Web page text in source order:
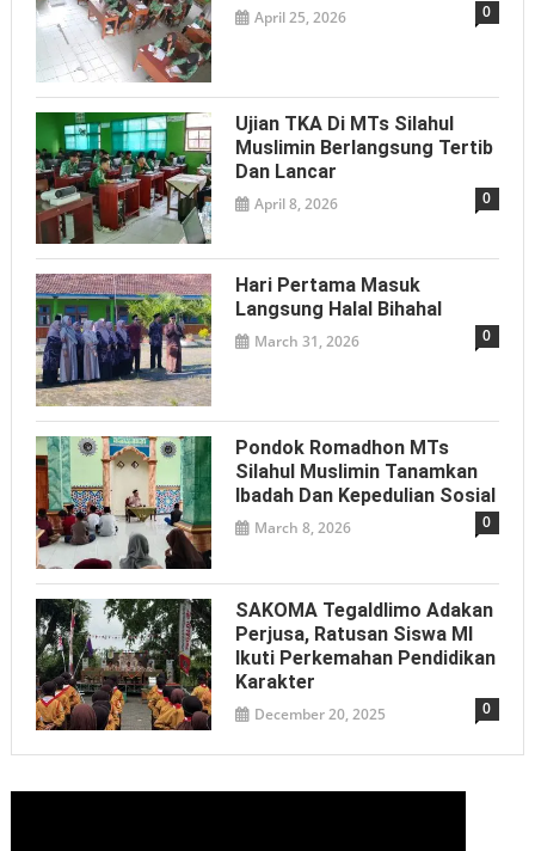
April 25, 2026 0
Ujian TKA Di MTs Silahul
Muslimin Berlangsung Tertib
Dan Lancar
April 8, 2026 0
Hari Pertama Masuk
Langsung Halal Bihahal
March 31, 2026 0
Pondok Romadhon MTs
Silahul Muslimin Tanamkan
Ibadah Dan Kepedulian Sosial
March 8, 2026 0
SAKOMA Tegaldlimo Adakan
Perjusa, Ratusan Siswa MI
Ikuti Perkemahan Pendidikan
Karakter
December 20, 2025 0